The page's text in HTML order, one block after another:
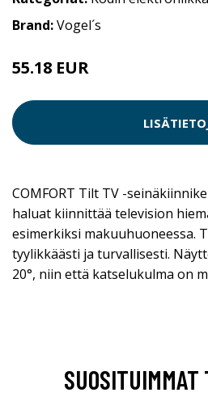
Brand:Vogel´s
55.18 EUR
COMFORT Tilt TV -
haluat kiinnittää television
esimerkiksi makuuhuoneessa.
tyylikkäästi ja turvallisesti.
20°, niin että katselukulma on